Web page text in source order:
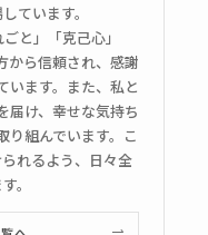
ています。
と」「克己心」
から信頼され、感謝
います。また、私と
届け、幸せな気持ち
り組んでいます。こ
れるよう、日々全
。